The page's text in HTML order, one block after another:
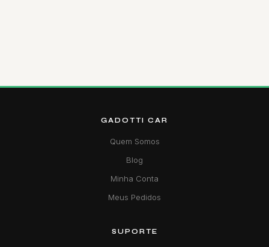
GADOTTI CAR
Quem Somos
Blog
Minha Conta
Meus Pedidos
SUPORTE